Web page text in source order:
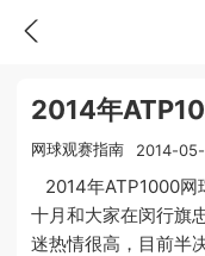
2014年
网球观赛指南 2014-
2014年ATP1000网
十月和大家在闵行旗
迷热情很高，目前半